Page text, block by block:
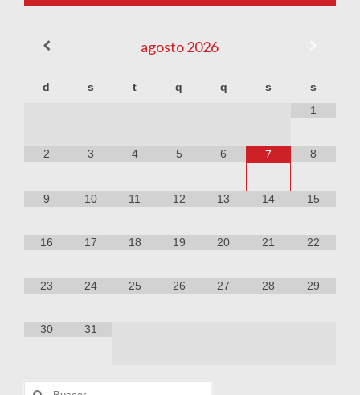
agosto2026
d s t q q s
s
1
2 3 4 5 6 7 8
9 10 11 12 13 14 15
16 17 18 19 20 21 22
23 24 25 26 27 28 29
30 31